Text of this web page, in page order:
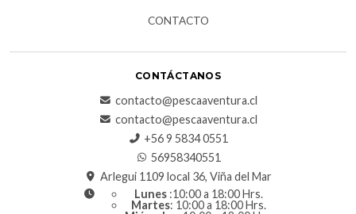
CONTACTO
CONTÁCTANOS
contacto@pescaaventura.cl
contacto@pescaaventura.cl
+56 9 5834 0551
56958340551
Arlegui 1109 local 36, Viña del Mar
Lunes :10:00 a 18:00 Hrs.
Martes: 10:00 a 18:00 Hrs.